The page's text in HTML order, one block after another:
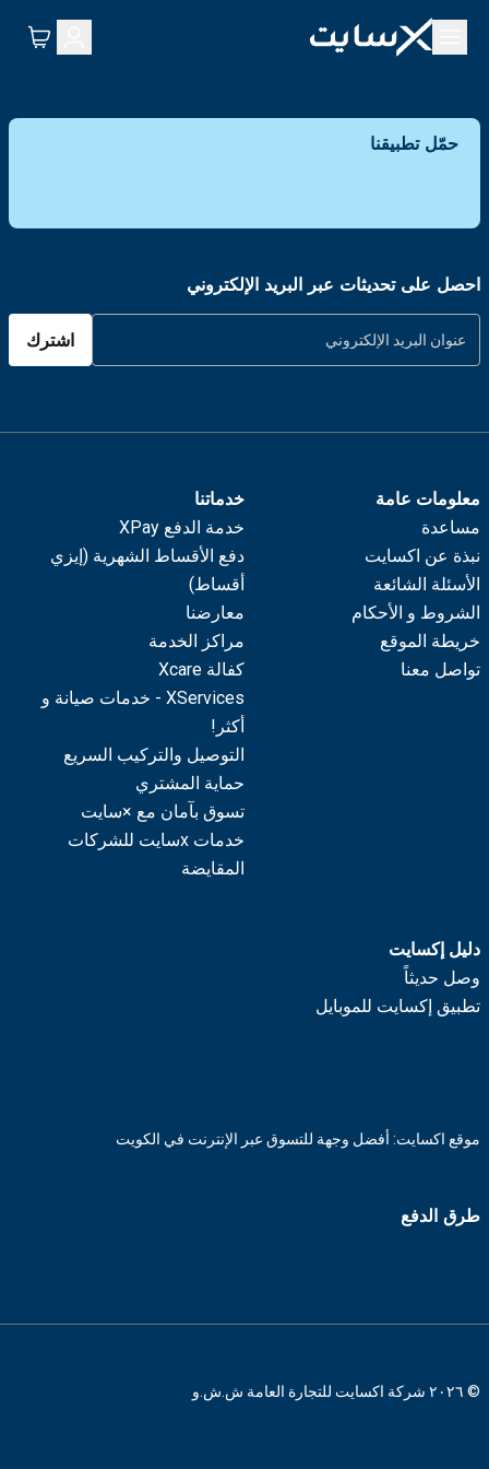
حمّل تطبيقنا
احصل على تحديثات عبر البريد الإلكتروني
اشترك
معلومات عامة
مساعدة
نبذة عن اكسايت
الأسئلة الشائعة
الشروط و الأحكام
خريطة الموقع
تواصل معنا
خدماتنا
خدمة الدفع XPay
دفع الأقساط الشهرية (إيزي
أقساط)
معارضنا
مراكز الخدمة
كفالة Xcare
XServices - خدمات صيانة و
أكثر!
التوصيل والتركيب السريع
حماية المشتري
تسوق بآمان مع ×سايت
خدمات xسايت للشركات
المقايضة
دليل إكسايت
وصل حديثاً
تطبيق إكسايت للموبايل
موقع اكسايت: أفضل وجهة للتسوق عبر الإنترنت في الكويت
طرق الدفع
© ٢٠٢٦ شركة اكسايت للتجارة العامة ش.ش.و